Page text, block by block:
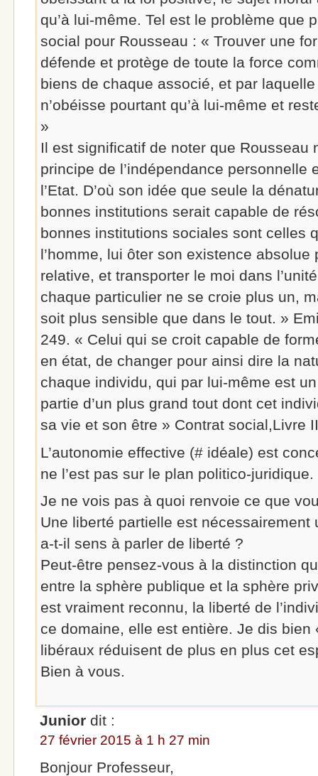
qu’à lui-même. Tel est le problème que
social pour Rousseau : « Trouver une
défende et protège de toute la force
biens de chaque associé, et par
n’obéisse pourtant qu’à lui-même et
»
Il est significatif de noter que Rousseau
principe de l’indépendance personnelle
l’Etat. D’où son idée que seule la
bonnes institutions serait capable de
bonnes institutions sociales sont celles
l’homme, lui ôter son existence
relative, et transporter le moi dans
chaque particulier ne se croie plus un,
soit plus sensible que dans le tout. »
249. « Celui qui se croit capable de
en état, de changer pour ainsi dire la
chaque individu, qui par lui-même est
partie d’un plus grand tout dont cet
sa vie et son être » Contrat social,Livre
L’autonomie effective (# idéale) est
ne l’est pas sur le plan politico-juridique.
Je ne vois pas à quoi renvoie ce que
Une liberté partielle est
a-t-il sens à parler de liberté ?
Peut-être pensez-vous à la distinction
entre la sphère publique et la sphère
est vraiment reconnu, la liberté de
ce domaine, elle est entière. Je dis bien
libéraux réduisent de plus en plus cet
Bien à vous.
Junior dit :
27 février 2015 à 1 h 27 min
Bonjour Professeur,